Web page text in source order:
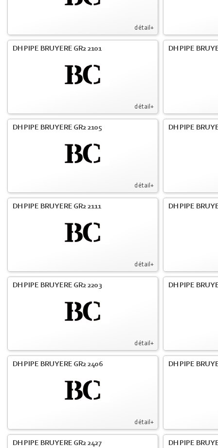
détail+
détail+
DH PIPE BRUYERE GR2 2101 DH PIPE
détail+
DH PIPE BRUYERE GR2 2105 DH PIPE
détail+
DH PIPE BRUYERE GR2 2111 DH PIPE
détail+
DH PIPE BRUYERE GR2 2203 DH PIPE
détail+
DH PIPE BRUYERE GR2 2406 DH PIPE
DH PIPE BRUYERE GR2 2427 DH PIPE